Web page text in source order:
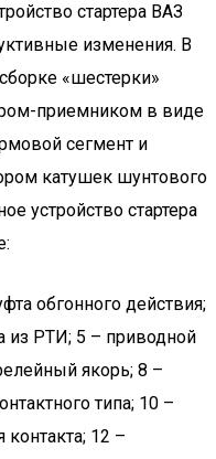
стартера ВАЗ
изменения. В
«шестерки»
приемником в виде
сегмент и
катушек шунтового
устройство стартера
обгонного действия;
из РТИ; 5 – приводной
якорь; 8 –
типа; 10 –
12 –